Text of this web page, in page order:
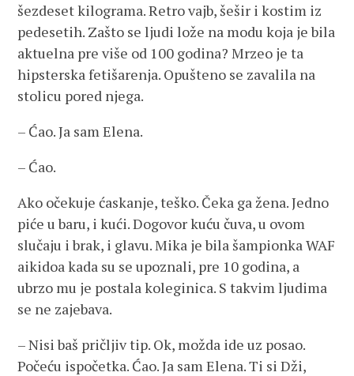
šezdeset kilograma. Retro vajb, šešir i kostim iz
pedesetih. Zašto se ljudi lože na modu koja je bila
aktuelna pre više od 100 godina? Mrzeo je ta
hipsterska fetišarenja. Opušteno se zavalila na
stolicu pored njega.
– Ćao. Ja sam Elena.
– Ćao.
Ako očekuje ćaskanje, teško. Čeka ga žena. Jedno
piće u baru, i kući. Dogovor kuću čuva, u ovom
slučaju i brak, i glavu. Mika je bila šampionka WAF
aikidoa kada su se upoznali, pre 10 godina, a
ubrzo mu je postala koleginica. S takvim ljudima
se ne zajebava.
– Nisi baš pričljiv tip. Ok, možda ide uz posao.
Počeću ispočetka. Ćao. Ja sam Elena. Ti si Dži,